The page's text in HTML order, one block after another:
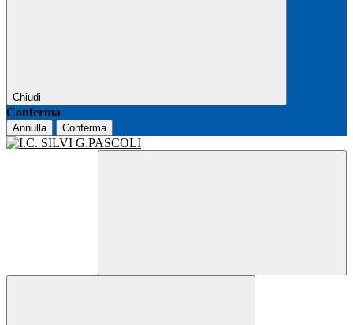
Chiudi
Conferma
Annulla Conferma